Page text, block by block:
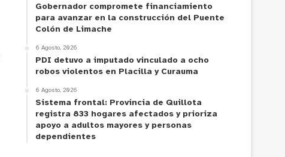
Gobernador compromete financiamiento
para avanzar en la construcción del Puente
Colón de Limache
6 Agosto, 2026
PDI detuvo a imputado vinculado a ocho
robos violentos en Placilla y Curauma
6 Agosto, 2026
Sistema frontal: Provincia de Quillota
registra 833 hogares afectados y prioriza
apoyo a adultos mayores y personas
dependientes